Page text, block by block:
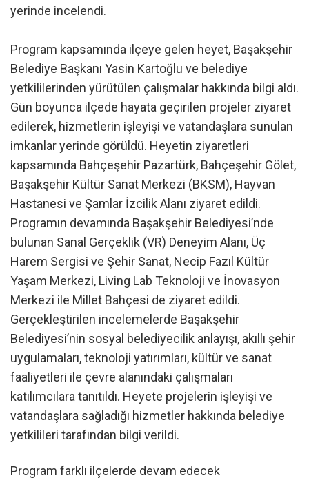
yerinde incelendi.
Program kapsamında ilçeye gelen heyet, Başakşehir
Belediye Başkanı Yasin Kartoğlu ve belediye
yetkililerinden yürütülen çalışmalar hakkında bilgi aldı.
Gün boyunca ilçede hayata geçirilen projeler ziyaret
edilerek, hizmetlerin işleyişi ve vatandaşlara sunulan
imkanlar yerinde görüldü. Heyetin ziyaretleri
kapsamında Bahçeşehir Pazartürk, Bahçeşehir Gölet,
Başakşehir Kültür Sanat Merkezi (BKSM), Hayvan
Hastanesi ve Şamlar İzcilik Alanı ziyaret edildi.
Programın devamında Başakşehir Belediyesi’nde
bulunan Sanal Gerçeklik (VR) Deneyim Alanı, Üç
Harem Sergisi ve Şehir Sanat, Necip Fazıl Kültür
Yaşam Merkezi, Living Lab Teknoloji ve İnovasyon
Merkezi ile Millet Bahçesi de ziyaret edildi.
Gerçekleştirilen incelemelerde Başakşehir
Belediyesi’nin sosyal belediyecilik anlayışı, akıllı şehir
uygulamaları, teknoloji yatırımları, kültür ve sanat
faaliyetleri ile çevre alanındaki çalışmaları
katılımcılara tanıtıldı. Heyete projelerin işleyişi ve
vatandaşlara sağladığı hizmetler hakkında belediye
yetkilileri tarafından bilgi verildi.
Program farklı ilçelerde devam edecek